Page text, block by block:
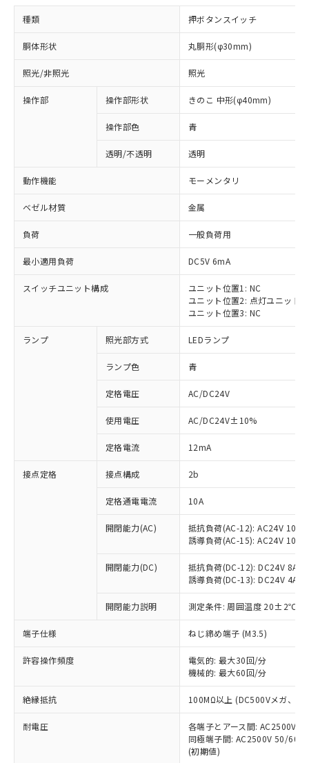
種類 押ボタンスイッチ
胴体形状 丸胴形(φ30mm)
照光/非照光 照光
操作部 操作部形状 きのこ 中形(φ40mm)
操作部色 青
透明/不透明 透明
動作機能 モーメンタリ
ベゼル材質 金属
負荷 一般負荷用
最小適用負荷 DC5V 6mA
スイッチユニット構成
ユニット位置1: NC
ユニット位置2: 点灯ユニット
ユニット位置3: NC
ランプ 照光部方式 LEDランプ
ランプ色 青
定格電圧 AC/DC24V
使用電圧 AC/DC24V±10%
定格電流 12mA
接点定格 接点構成 2b
定格通電電流 10A
開閉能力(AC)
抵抗負荷(AC-12): AC24V 10A/
誘導負荷(AC-15): AC24V
開閉能力(DC)
抵抗負荷(DC-12): DC24V 8A/
誘導負荷(DC-13): DC24V 4A/
開閉能力説明 測定条件: 周囲温度 20±2℃、
端子仕様 ねじ締め端子 (M3.5)
許容操作頻度
電気的: 最大30回/分
機械的: 最大60回/分
絶縁抵抗 100MΩ以上 (DC500Vメガ、点
耐電圧
各端子とアース間: AC2500V
同極端子間: AC2500V 50/
(初期値)
ご利用条件
以下の条件をお読みいただき、同意のうえ
ご利用ください。
本サービスは、当社制御機器事業取扱
商品の当社在庫状況および標準価格
(税抜)を提供させていただくもので
当社制御機器事業取扱商品の中には、
本サービスの対象外となる商品もある
ことをご了承ください。
在庫状況および標準価格照会結果は、
記載している更新日時点での社内デー
タに基づき作成されるものであり、閲
覧された時点での実際の在庫および標
準価格とは異なる場合があることをご
※1 対応状況
対応済み：EU RoHS指令（10物質）の
非含有に対応した製品が提供可能な商品で
す。
対応予定：EU RoHS指令（10物質）の非含
有に対応した製品に切り替える予定のある
対応予定なし：EU RoHS指令（10物質）の
非含有に非対応の商品で、対応品を出す予
定はありません。
調査・確認中：EU RoHS指令（10物質）の
非含有の対応状況を調査中または確認中の
非該当品：ライセンス料など無形物で、有
害物質有無と関係のない商品です。
仕入先様の事情により、非含有部品として
いたものが、含有品と判明した場合などや
むを得ず変更することがあります。
六価クロム(Cr(Ⅵ)) 1000ppm以下、ポリ臭化ビフェニル
類(PBB) 1000ppm以下、ポリ臭化ジフェニルエーテル類
「○」：最大均質材料含有率が中国RoHSの
基準値以下であることを示します。
「×」：最大均質材料含有率が中国RoHSの
基準値を超えていることを示します。
「－」：未確認です。当社販売部門へお問
*中国RoHS10物質の基準値 (GB/T26572)：
Pb(鉛) :1000ppm、 Hg(水銀) : 1000ppm、 Cd(カドミウ
Cr(Ⅵ)(六価クロム) : 1000ppm、 PBBs(ポリ臭化ビフェ
当社は、これら貴社製品のうち、外国
為替および外国貿易法に定める商品
（以下｢規制貨物等」という）を輸出
または国外への提供する場合は、日本
国政府の輸出許可(または役務取引許
可)を取得するなどの必要な手続きを